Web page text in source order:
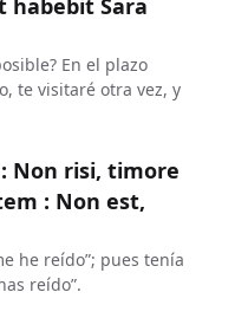
habebit Sara
En el plazo
te visitaré otra vez, y
Non risi, timore
: Non est,
he reído”; pues tenía
reído”.